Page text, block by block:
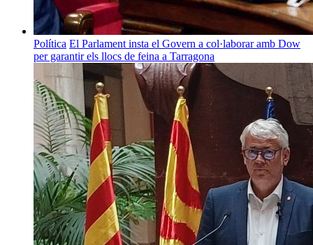
Política El Parlament insta el Govern a col·laborar amb Dow
per garantir els llocs de feina a Tarragona